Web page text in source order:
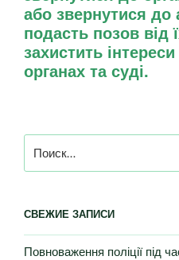
або звернутися до
подасть позов від
захистить
органах та суді.
СВЕЖИЕ ЗАПИСИ
Повноваження поліції під